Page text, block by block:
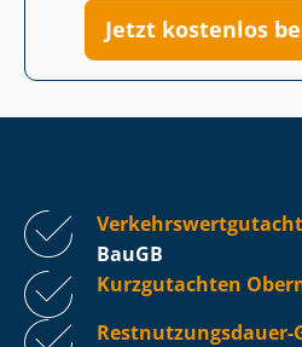
Jetzt kostenlos
BauGB
Kurzgutachten
Rest­nut­zungs­dau­er-